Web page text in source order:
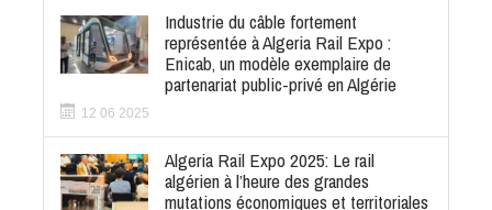
Industrie du câble fortement
représentée à Algeria Rail Expo :
Enicab, un modèle exemplaire de
partenariat public-privé en Algérie
12 06 2025
Algeria Rail Expo 2025: Le rail
algérien à l’heure des grandes
mutations économiques et territoriales